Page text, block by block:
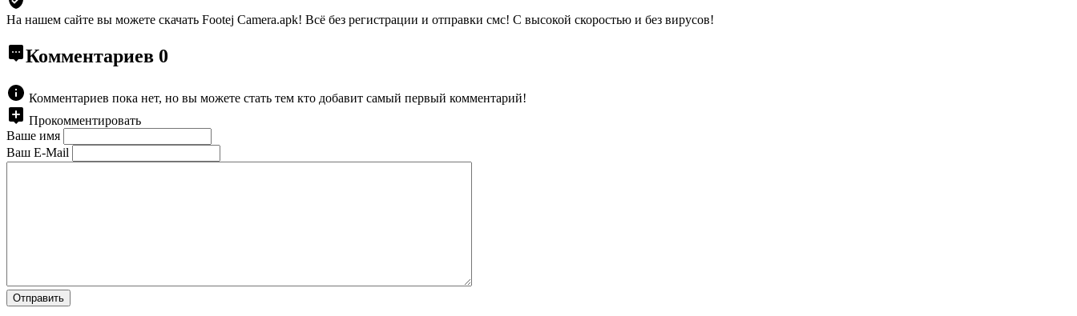
На нашем сайте вы можете скачать Footej Camera.apk! Всё без регистрации и отправки смс! С высокой скоростью и без вирусов!
Комментариев 0
Комментариев пока нет, но вы можете стать тем кто добавит самый первый комментарий!
Прокомментировать
Ваше имя
Ваш E-Mail
Отправить